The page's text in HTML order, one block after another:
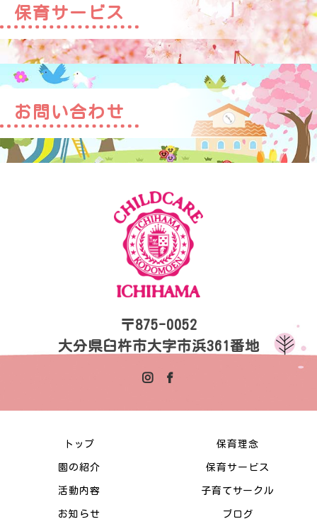
保育サービス
お問い合わせ
〒875-0052
大分県臼杵市大字市浜361番地
トップ 保育理念
園の紹介 保育サービス
活動内容 子育てサークル
お知らせ ブログ